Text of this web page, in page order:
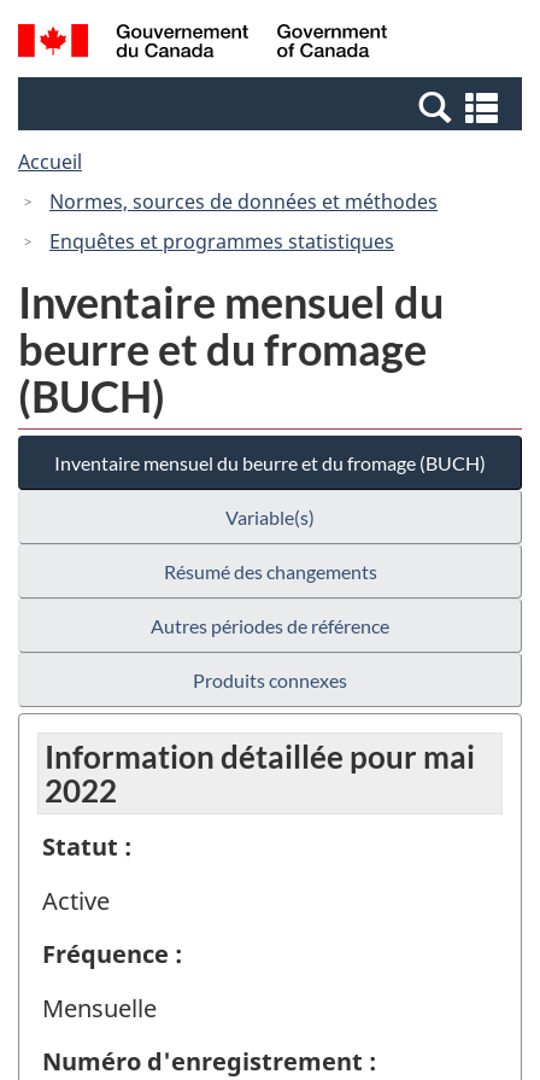
Passer
au
Passer
à
Canada
Recherche
et
et
Accueil
Normes, sources de données et méthodes
Enquêtes et programmes statistiques
Inventaire mensuel du
beurre et du fromage
(BUCH)
Inventaire mensuel du beurre et du fromage (BUCH)
Variable(s)
Résumé des changements
Autres périodes de référence
Produits connexes
Information détaillée pour mai
2022
Statut :
Active
Fréquence :
Mensuelle
Numéro d'enregistrement :